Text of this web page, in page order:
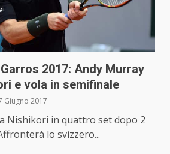
2017: Andy Murray
e vola in semifinale
Giugno 2017
Nishikori in quattro set dopo 2
lo svizzero...